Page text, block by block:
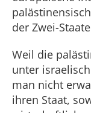
der Zwei-
Weil die
unter
man nicht
ihren Staat,